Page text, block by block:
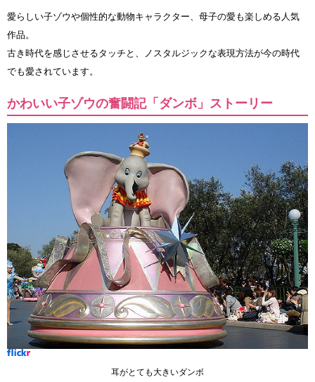
愛らしい子ゾウや個性的な動物キャラクター、母子の愛も楽しめる人気
作品。
古き時代を感じさせるタッチと、ノスタルジックな表現方法が今の時代
でも愛されています。
かわいい子ゾウの奮闘記「ダンボ」ストーリー
耳がとても大きいダンボ